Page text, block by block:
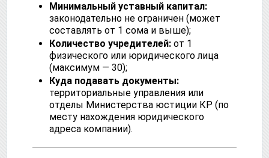
Минимальный уставный капитал:
законодательно не ограничен (может
составлять от 1 сома и выше);
Количество учредителей: от 1
физического или юридического лица
(максимум — 30);
Куда подавать документы:
территориальные управления или
отделы Министерства юстиции КР (по
месту нахождения юридического
адреса компании).